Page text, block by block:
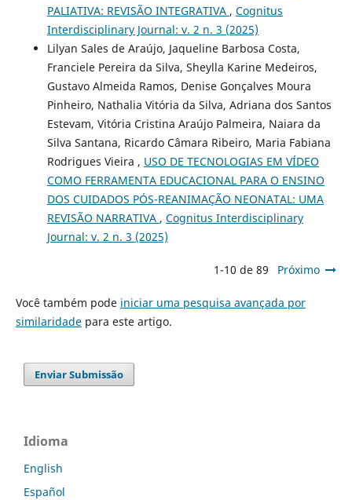
PALIATIVA: REVISÃO INTEGRATIVA , Cognitus
Interdisciplinary Journal: v. 2 n. 3 (2025)
Lilyan Sales de Araújo, Jaqueline Barbosa Costa,
Franciele Pereira da Silva, Sheylla Karine Medeiros,
Gustavo Almeida Ramos, Denise Gonçalves Moura
Pinheiro, Nathalia Vitória da Silva, Adriana dos Santos
Estevam, Vitória Cristina Araújo Palmeira, Naiara da
Silva Santana, Ricardo Câmara Ribeiro, Maria Fabiana
Rodrigues Vieira , USO DE TECNOLOGIAS EM VÍDEO
COMO FERRAMENTA EDUCACIONAL PARA O ENSINO
DOS CUIDADOS PÓS-REANIMAÇÃO NEONATAL: UMA
REVISÃO NARRATIVA , Cognitus Interdisciplinary
Journal: v. 2 n. 3 (2025)
1-10 de 89 Próximo
Você também pode iniciar uma pesquisa avançada por
similaridadepara este artigo.
Enviar Submissão
Idioma
English
Español